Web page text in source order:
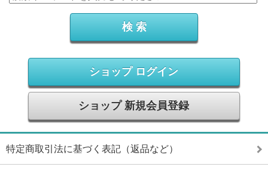
ショップ ログイン
ショップ 新規会員登録
特定商取引法に基づく表記（返品など）